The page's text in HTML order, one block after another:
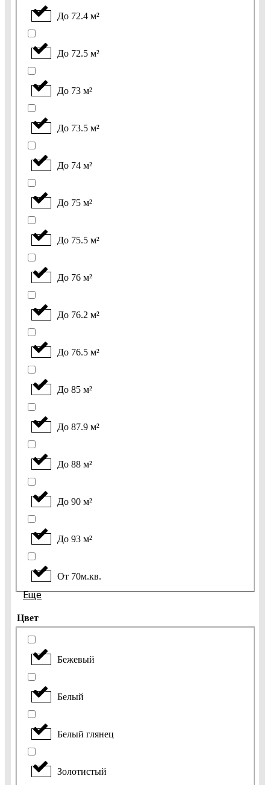
До 72.4 м²
До 72.5 м²
До 73 м²
До 73.5 м²
До 74 м²
До 75 м²
До 75.5 м²
До 76 м²
До 76.2 м²
До 76.5 м²
До 85 м²
До 87.9 м²
До 88 м²
До 90 м²
До 93 м²
От 70м.кв.
Еще
Цвет
Бежевый
Белый
Белый глянец
Золотистый